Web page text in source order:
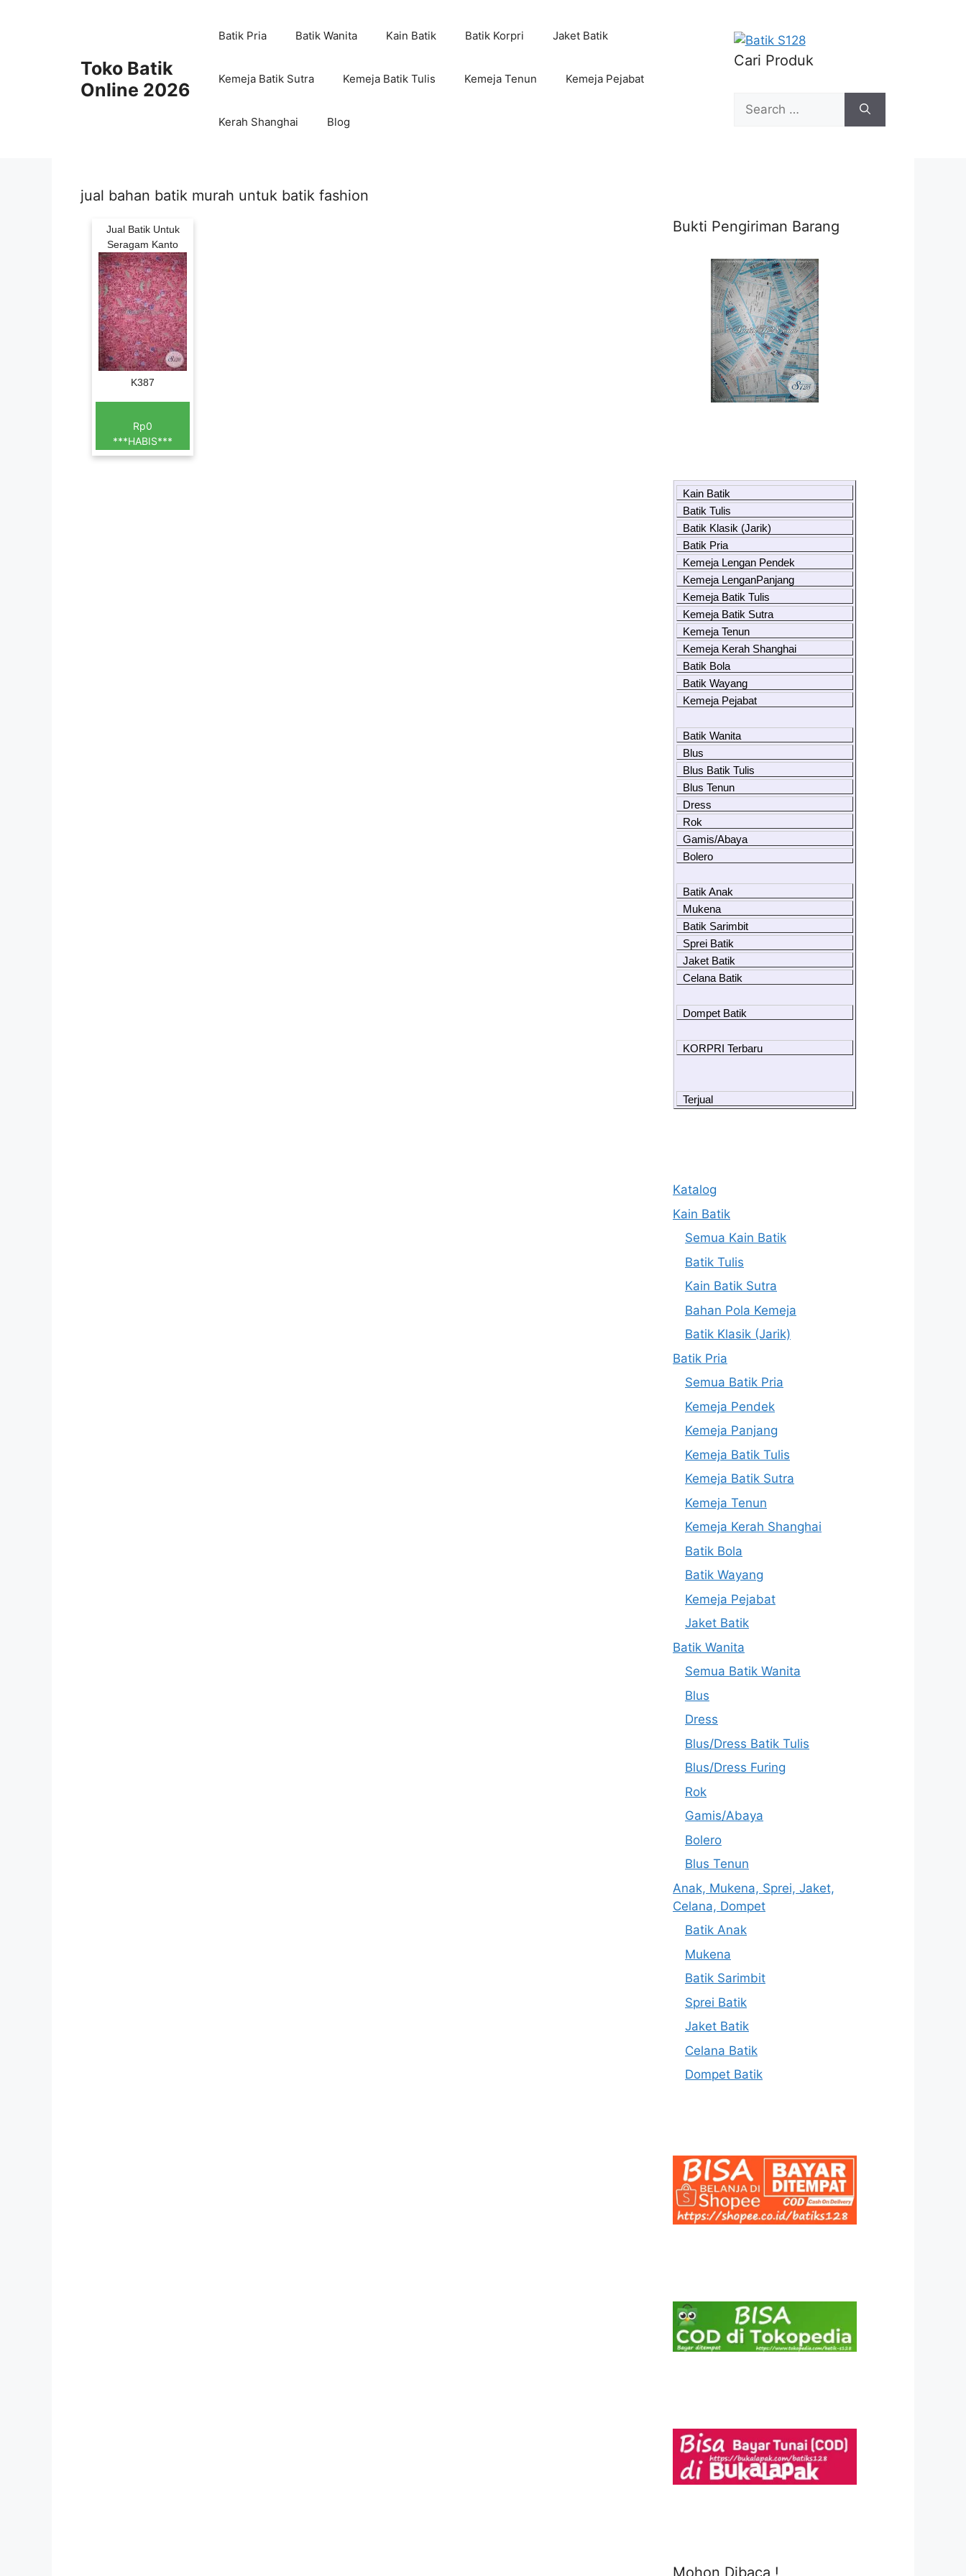
Toko Batik
Online 2026
Batik Pria Batik Wanita Kain Batik Batik Korpri Jaket Batik
Kemeja Batik Sutra Kemeja Batik Tulis Kemeja Tenun Kemeja Pejabat
Kerah Shanghai Blog
Cari Produk
Search
for:
jual bahan batik murah untuk batik fashion
Jual Batik Untuk
Seragam Kanto
K387
Rp0
***HABIS***
Bukti Pengiriman Barang
Kain Batik
Batik Tulis
Batik Klasik (Jarik)
Batik Pria
Kemeja Lengan Pendek
Kemeja LenganPanjang
Kemeja Batik Tulis
Kemeja Batik Sutra
Kemeja Tenun
Kemeja Kerah Shanghai
Batik Bola
Batik Wayang
Kemeja Pejabat
Batik Wanita
Blus
Blus Batik Tulis
Blus Tenun
Dress
Rok
Gamis/Abaya
Bolero
Batik Anak
Mukena
Batik Sarimbit
Sprei Batik
Jaket Batik
Celana Batik
Dompet Batik
KORPRI Terbaru
Terjual
Katalog
Kain Batik
Semua Kain Batik
Batik Tulis
Kain Batik Sutra
Bahan Pola Kemeja
Batik Klasik (Jarik)
Batik Pria
Semua Batik Pria
Kemeja Pendek
Kemeja Panjang
Kemeja Batik Tulis
Kemeja Batik Sutra
Kemeja Tenun
Kemeja Kerah Shanghai
Batik Bola
Batik Wayang
Kemeja Pejabat
Jaket Batik
Batik Wanita
Semua Batik Wanita
Blus
Dress
Blus/Dress Batik Tulis
Blus/Dress Furing
Rok
Gamis/Abaya
Bolero
Blus Tenun
Anak, Mukena, Sprei, Jaket,
Celana, Dompet
Batik Anak
Mukena
Batik Sarimbit
Sprei Batik
Jaket Batik
Celana Batik
Dompet Batik
Mohon Dibaca !